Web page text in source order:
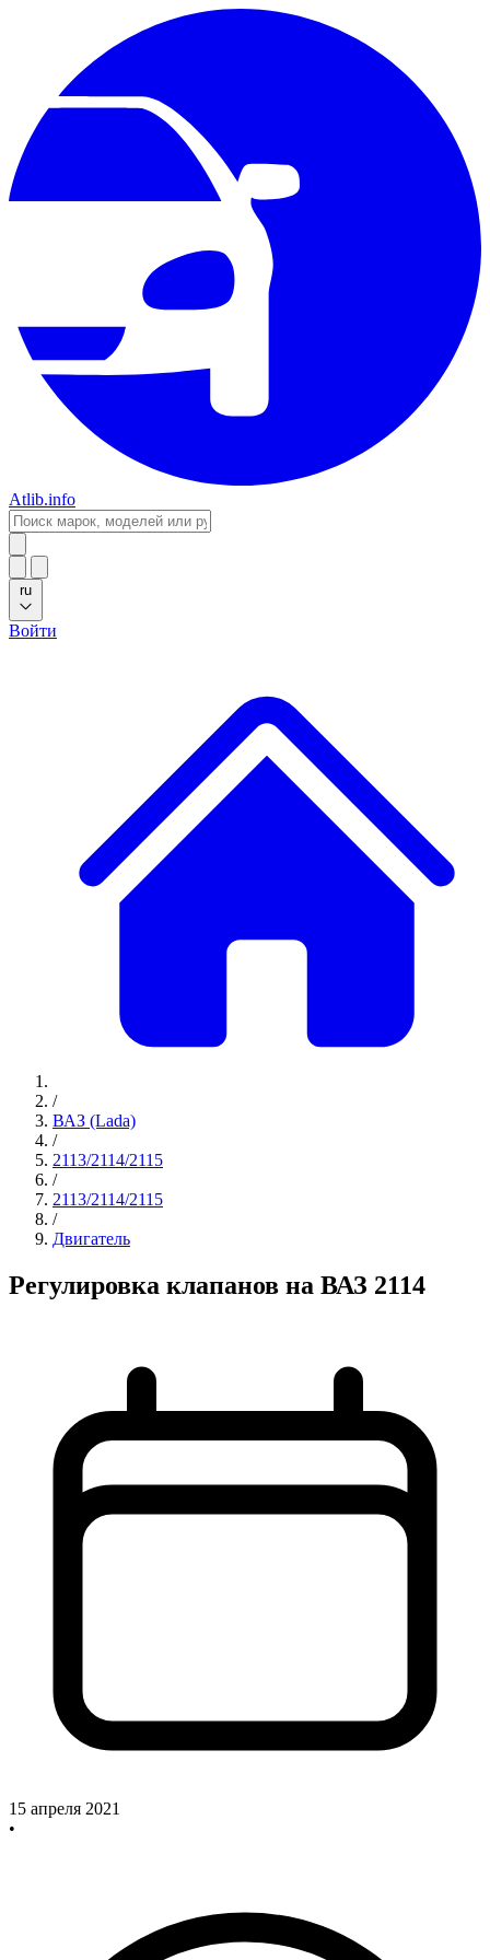
Atlib.info
ru
Войти
/
ВАЗ (Lada)
/
2113/2114/2115
/
2113/2114/2115
/
Двигатель
Регулировка клапанов на ВАЗ 2114
15 апреля 2021
•